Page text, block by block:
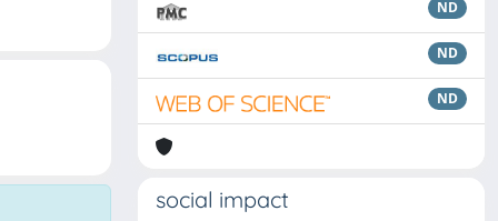
ND
ND
ND
social impact